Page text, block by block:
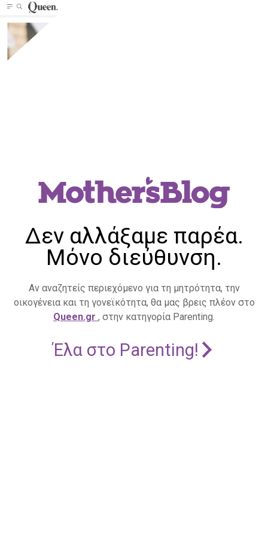
Δεν αλλάξαμε παρέα.
Μόνο διεύθυνση.
Αν αναζητείς περιεχόμενο για τη μητρότητα, την
οικογένεια και τη γονεϊκότητα, θα μας βρεις πλέον στο
Queen.gr , στην κατηγορία Parenting.
Έλα στο Parenting!